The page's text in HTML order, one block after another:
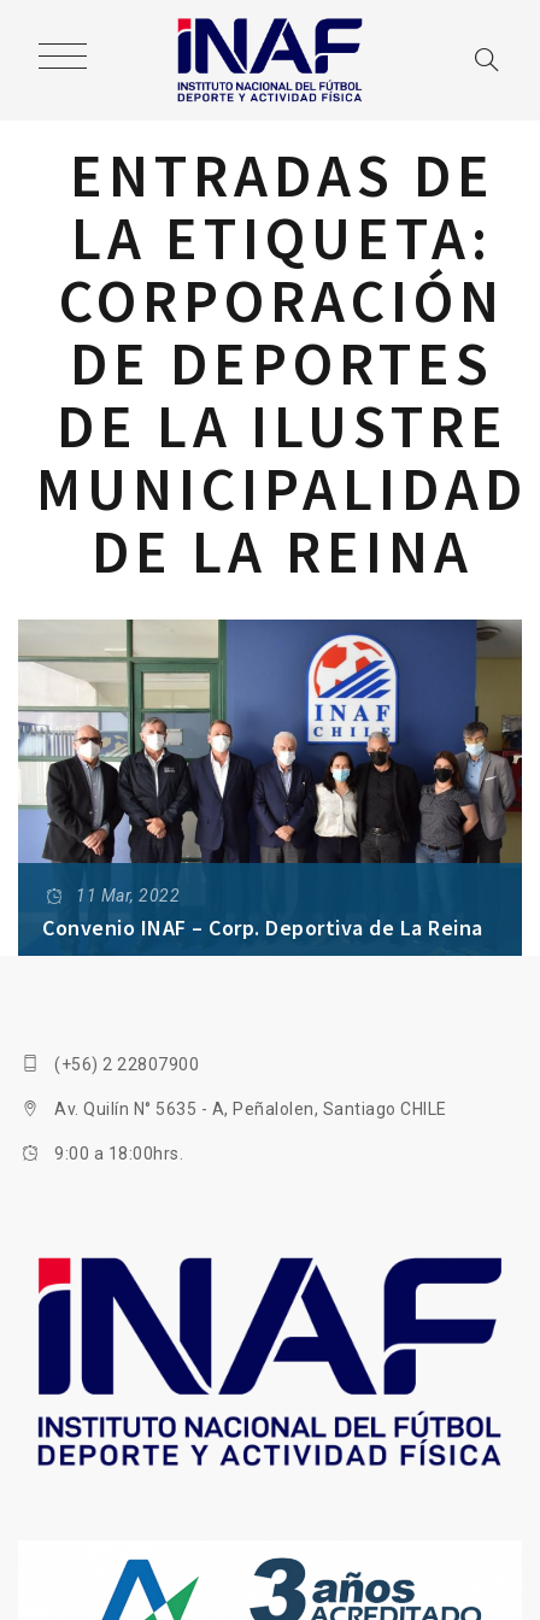
ENTRADAS DE
LA ETIQUETA:
CORPORACIÓN
DE DEPORTES
DE LA ILUSTRE
MUNICIPALIDAD
DE LA REINA
11 Mar, 2022
Convenio INAF – Corp. Deportiva de La Reina
país.
(+56) 2 22807900
Av. Quilín N° 5635 - A, Peñalolen, Santiago CHILE
9:00 a 18:00hrs.